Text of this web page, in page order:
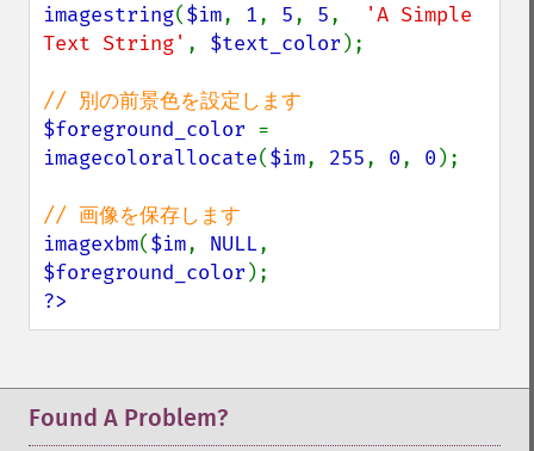
imagestring($im, 1, 5, 5,
'A Simple
Text String' , $text_color );
$foreground_color
imagecolorallocate($im, 255, 0, 0 );
imagexbm($im, NULL
$foreground_color
?>
Found A Problem?